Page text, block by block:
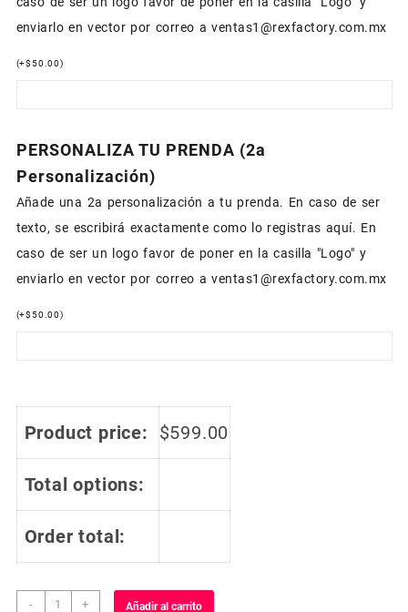
enviarlo en vector por correo a ventas1@rexfactory.com.mx
(+$50.00 )
PERSONALIZA TU PRENDA (2a
Personalización)
Añade una 2a personalización a tu prenda. En caso de ser
texto, se escribirá exactamente como lo registras aquí. En
caso de ser un logo favor de poner en la casilla "Logo" y
enviarlo en vector por correo a ventas1@rexfactory.com.mx
(+$50.00 )
Product price: $599.00
Total options:
Order total:
- Jersey + Añadir al carrito